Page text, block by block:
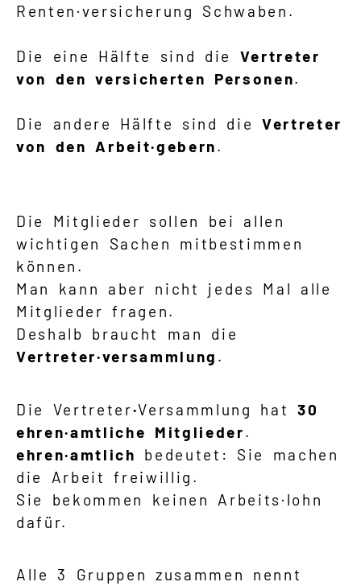
Renten·versicherung Schwaben.
Die eine Hälfte sind die Vertreter
von den versicherten Personen.
Die andere Hälfte sind die Vertreter
von den Arbeit·gebern.
Die Mitglieder sollen bei allen
wichtigen Sachen mitbestimmen
können.
Man kann aber nicht jedes Mal alle
Mitglieder fragen.
Deshalb braucht man die
Vertreter·versammlung .
Die Vertreter·Versammlung hat30
ehren·amtliche Mitglieder.
ehren·amtlich
bedeutet: Sie machen
die Arbeit freiwillig.
Sie bekommen keinen Arbeits·lohn
dafür.
Alle 3 Gruppen zusammen nennt